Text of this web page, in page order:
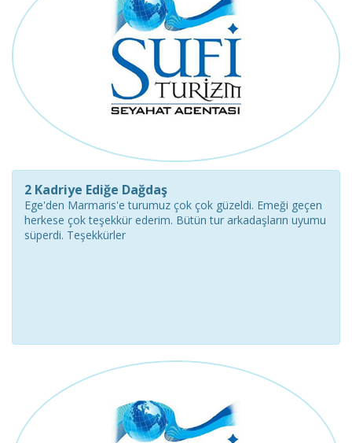
2 Kadriye Ediğe Dağdaş
Ege'den Marmaris'e turumuz çok çok güzeldi. Emeği geçen
herkese çok teşekkür ederim. Bütün tur arkadaşların uyumu
süperdi. Teşekkürler